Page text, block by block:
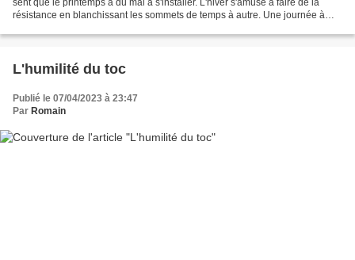
résistance en blanchissant les sommets de temps à autre. Une journée à
L'humilité du toc
Publié le 07/04/2023 à 23:47
Par Romain